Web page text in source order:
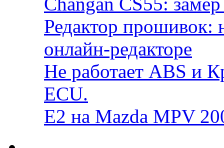
Редактор прошивок:
онлайн-редакторе
Не работает ABS и
ECU.
E2 на Mazda MPV